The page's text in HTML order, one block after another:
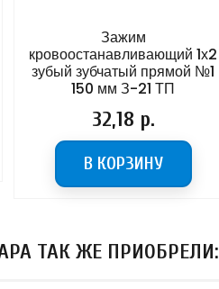
Зажим
кровоостанавливающий 1х2
зубый зубчатый прямой №1
150 мм З-21 ТП
32,18 р.
В КОРЗИНУ
ТАК ЖЕ ПРИОБРЕЛИ: